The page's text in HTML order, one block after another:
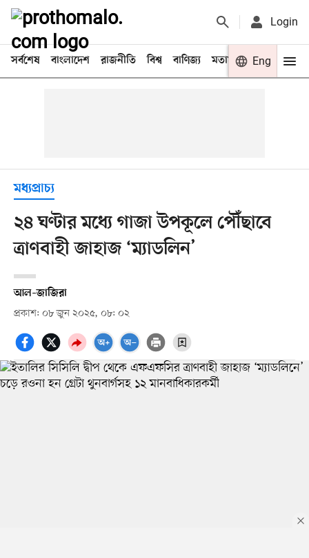
Login
সর্বশেষ বাংলাদেশ রাজনীতি বিশ্ব বাণিজ্য মতামত খেলা
Eng
মধ্যপ্রাচ্য
২৪ ঘণ্টার মধ্যে গাজা উপকূলে পৌঁছাবে
ত্রাণবাহী জাহাজ ‘ম্যাডলিন’
আল–জাজিরা
প্রকাশ: ০৮ জুন ২০২৫, ০৮: ০২